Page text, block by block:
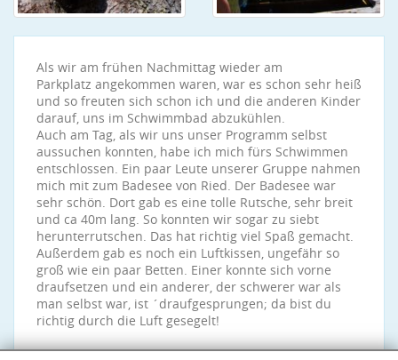
Als wir am frühen Nachmittag wieder am
Parkplatz angekommen waren, war es schon sehr heiß
und so freuten sich schon ich und die anderen Kinder
darauf, uns im Schwimmbad abzukühlen.
Auch am Tag, als wir uns unser Programm selbst
aussuchen konnten, habe ich mich fürs Schwimmen
entschlossen. Ein paar Leute unserer Gruppe nahmen
mich mit zum Badesee von Ried. Der Badesee war
sehr schön. Dort gab es eine tolle Rutsche, sehr breit
und ca 40m lang. So konnten wir sogar zu siebt
herunterrutschen. Das hat richtig viel Spaß gemacht.
Außerdem gab es noch ein Luftkissen, ungefähr so
groß wie ein paar Betten. Einer konnte sich vorne
draufsetzen und ein anderer, der schwerer war als
man selbst war, ist ´draufgesprungen; da bist du
richtig durch die Luft gesegelt!